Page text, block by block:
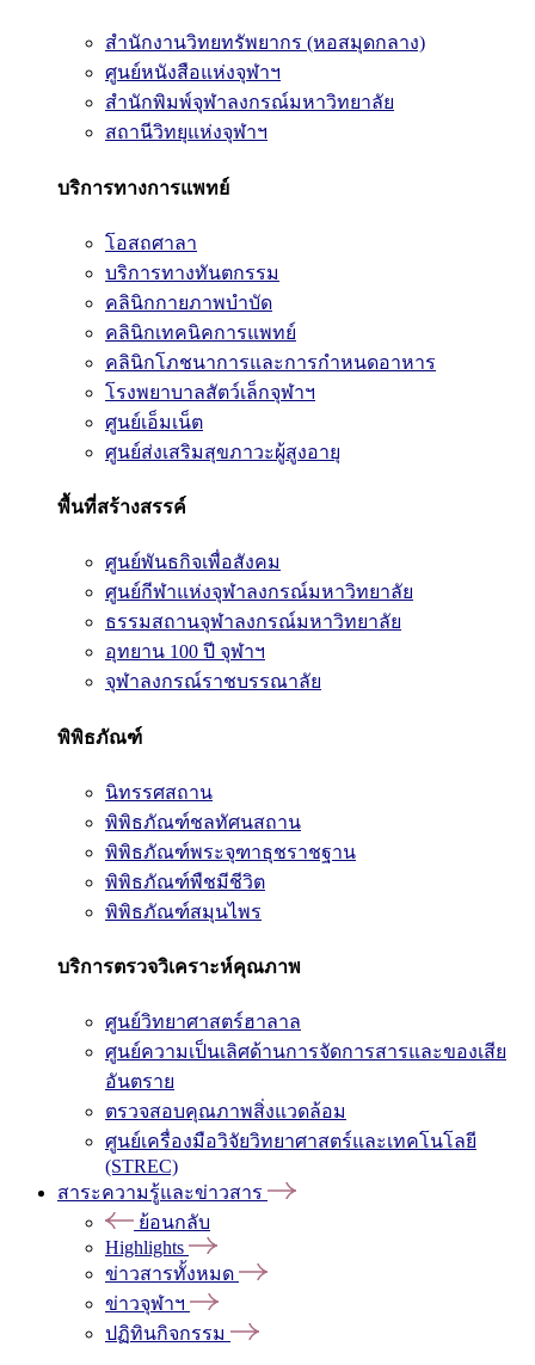
สำนักงานวิทยทรัพยากร (หอสมุดกลาง)
ศูนย์หนังสือแห่งจุฬาฯ
สำนักพิมพ์จุฬาลงกรณ์มหาวิทยาลัย
สถานีวิทยุแห่งจุฬาฯ
บริการทางการแพทย์
โอสถศาลา
บริการทางทันตกรรม
คลินิกกายภาพบำบัด
คลินิกเทคนิคการแพทย์
คลินิกโภชนาการและการกำหนดอาหาร
โรงพยาบาลสัตว์เล็กจุฬาฯ
ศูนย์เอ็มเน็ต
ศูนย์ส่งเสริมสุขภาวะผู้สูงอายุ
พื้นที่สร้างสรรค์
ศูนย์พันธกิจเพื่อสังคม
ศูนย์กีฬาแห่งจุฬาลงกรณ์มหาวิทยาลัย
ธรรมสถานจุฬาลงกรณ์มหาวิทยาลัย
อุทยาน 100 ปี จุฬาฯ
จุฬาลงกรณ์ราชบรรณาลัย
พิพิธภัณฑ์
นิทรรศสถาน
พิพิธภัณฑ์ชลทัศนสถาน
พิพิธภัณฑ์พระจุฑาธุชราชฐาน
พิพิธภัณฑ์พืชมีชีวิต
พิพิธภัณฑ์สมุนไพร
บริการตรวจวิเคราะห์คุณภาพ
ศูนย์วิทยาศาสตร์ฮาลาล
ศูนย์ความเป็นเลิศด้านการจัดการสารและของเสีย
อันตราย
ตรวจสอบคุณภาพสิ่งแวดล้อม
ศูนย์เครื่องมือวิจัยวิทยาศาสตร์และเทคโนโลยี
(STREC)
สาระความรู้และข่าวสาร
ย้อนกลับ
Highlights
ข่าวสารทั้งหมด
ข่าวจุฬาฯ
ปฏิทินกิจกรรม